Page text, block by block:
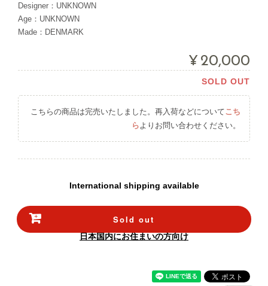
Designer：UNKNOWN
Age：UNKNOWN
Made：DENMARK
¥20,000
SOLD OUT
こちらの商品は完売いたしました。再入荷などについてこち
ら よりお問い合わせください。
International shipping available
Sold out
日本国内にお住まいの方向け